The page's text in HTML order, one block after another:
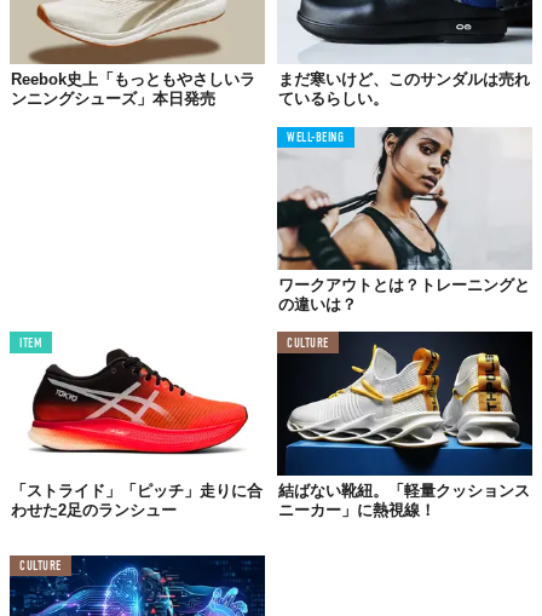
Reebok史上「もっともやさしいラ
ンニングシューズ」本日発売
まだ寒いけど、このサンダルは売れ
ているらしい。
WELL-BEING
ワークアウトとは？トレーニングと
の違いは？
ITEM
「ストライド」「ピッチ」走りに合
わせた2足のランシュー
CULTURE
結ばない靴紐。「軽量クッションス
ニーカー」に熱視線！
CULTURE